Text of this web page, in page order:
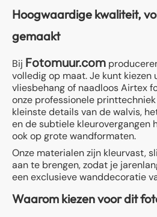
Hoogwaardige kwaliteit,
gemaakt
Bij Fotomuur.com
volledig op maat. Je kunt kiezen
vliesbehang of naadloos Airtex
onze professionele
kleinste details van de walvis,
en de subtiele kleurovergangen
ook op grote wandformaten.
Onze materialen zijn kleurvast,
aan te brengen, zodat je
een exclusieve wanddecoratie
Waarom kiezen voor dit